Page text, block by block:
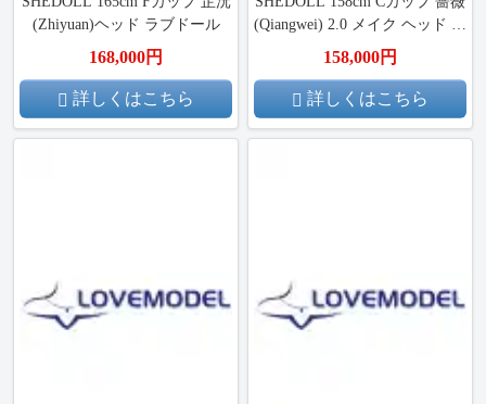
(Zhiyuan)ヘッド ラブドール
168,000円
詳しくはこちら
(Qiangwei) 2.0 メイク ヘッド フ
ルシリコン製 ラブドール ボデ
ィー材質など選択可能 カスタ
マイズ可能 掲載画像はフルシ
リコン製
158,000円
詳しくはこちら